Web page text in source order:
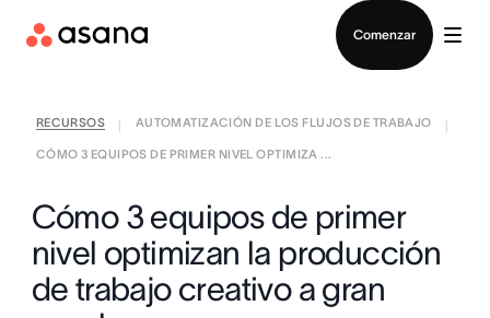
Comenzar
RECURSOS AUTOMATIZACIÓN DE LOS FLUJOS DE TRABAJO
CÓMO 3 EQUIPOS DE PRIMER NIVEL OPTIMIZA ...
Cómo 3 equipos de primer
nivel optimizan la producción
de trabajo creativo a gran